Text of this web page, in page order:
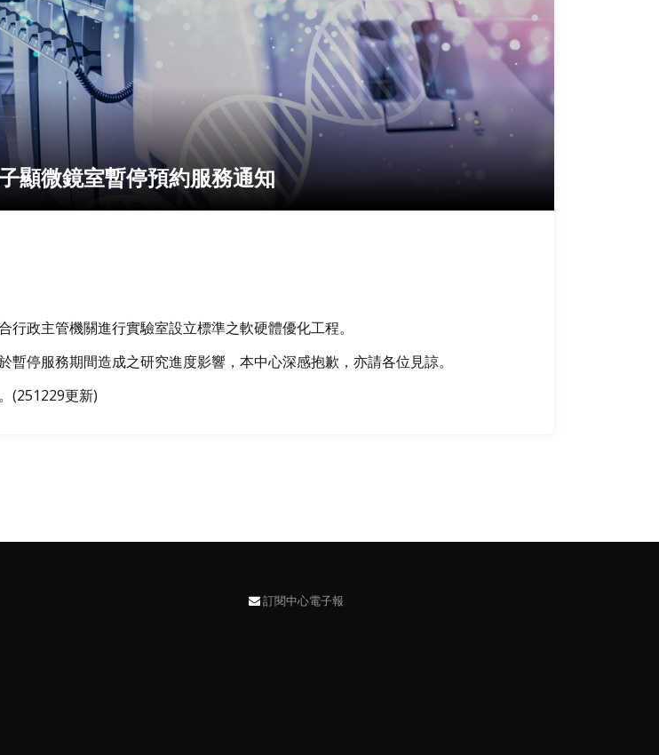
顯微鏡室暫停預約服務通知
政主管機關進行實驗室設立標準之軟硬體優化工程。
停服務期間造成之研究進度影響，本中心深感抱歉，亦請各位見諒。
(251229更新)
訂閱中心電子報